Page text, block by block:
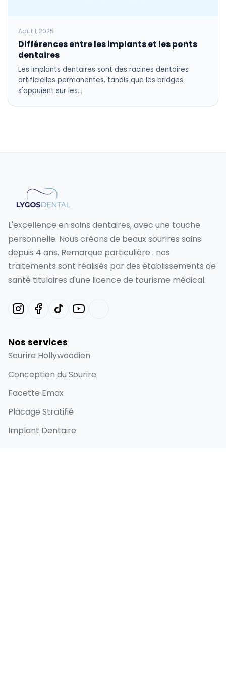
Août 1, 2025
Différences entre les implants et les ponts
dentaires
Les implants dentaires sont des racines dentaires
artificielles permanentes, tandis que les bridges
s'appuient sur les…
L'excellence en soins dentaires, avec une touche
personnelle. Nous créons de beaux sourires sains
depuis 4 ans. Remarque particulière : nos
traitements sont réalisés par des établissements de
santé titulaires d'une licence de tourisme médical.
Nos services
Sourire Hollywoodien
Conception du Sourire
Facette Emax
Placage Stratifié
Implant Dentaire